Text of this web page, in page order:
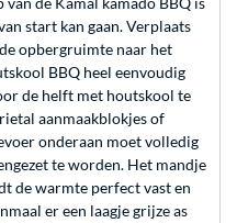
start kan gaan. Verplaats
opbergruimte naar het
BBQ heel eenvoudig
de helft met houtskool te
aanmaakblokjes of
onderaan moet volledig
te worden. Het mandje
de warmte perfect vast en
er een laagje grijze as